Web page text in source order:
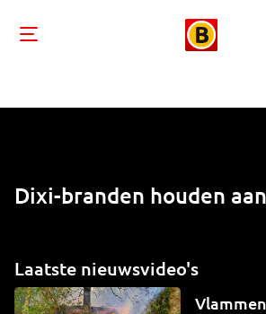
Dixi-branden houden aan
Laatste nieuwsvideo's